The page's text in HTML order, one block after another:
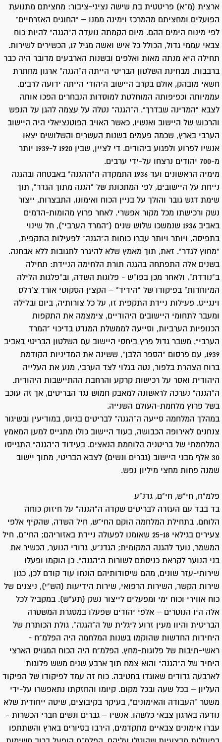
ארצית (מ"א) פריטטית בת שישה נציגי-ציבור: מחציתם מתנועת
הפועלים ומחציתם מהמרכז וימינה ממנו – "החוגים האזרחיים"
לפי מינוח הימים ההם. מיום הקמתה נועדה ה"הגנה" להיות כוח
צבאי עממי גדול, הכולל כל איש ואשה מגיל 17, הכשירים לשירות.
תחילה היא מנתה מאות ואלפים ובשנות הארבעים מדובר היה כבר
ברבבות. מבחינת השלטון הבריטי הייתה ה"הגנה" ארגון מחתרת
חשאי מובהק, אולם בקרב היישוב היהודי הייתה ידועה לרבים.
עממיותה וכפיפותה המוחלטת למוסדות הנבחרים הפכו אותה
לצבא "המדינה שבדרך". ה"הגנה" נטלה על עצמה להגן על הנפש
והרכוש של היישוב ואנשיו, כאשר האויב הפוטנציאלי היה היישוב
הערבי בארץ, שכמה פעמים בשנות העשרים והשלושים יצאו
אנשיו לפרוע ולפגוע ביהודים. די לציין, שבין 1920 ל-1939 יותר
מ-700 יהודים נרצחו על-ידי ערבים.
מימיה הראשונים ועד 1936 התמקדה ה"ההגנה" באבטחה ובהגנה
נייחת על היישובים, לפי המתכונת של "הגנה מתוך הגדר", תוך
שימת דגש גובר והולך על בניין הכוח ואימונו, התבצרות, ייצור
נשק ורכישתו מכל מקור אפשרי. לאחר פרוץ מהומות-הדמים
באביב 1936 שנמשכו שלוש שנים ("המרד הערבי"), חל שינוי
בתפיסה, ויותר ויותר עברו כוחות ה"הגנה" לפעילות התקפית,
"מחוץ לגדר". זאת, תוך מאמץ שלא להיגרר לתגובות ללא אבחנה.
בשנים אלה התפתחה בהגנה תורת הלחימה הניידת: תחילה
ב"נודדת", ולאחר מכן בפו"ש - פלוגות השדה, וב"פלגות הלילה
המיוחדות" בפיקודו של "הידיד" – הקצין הסקוטי אורד צ'רלס
וינגייט. פעילות ניידת התקפית זו, על כל צורותיה, ביום ובלילה
ומעבר לתחומי היישובים היהודיים, צימצמה את התקפות
הכנופיות הערביות, וסייעה לממשלת המנדט בדיכוי "המרד
הערבי". משבר גדול פרץ ביחסי היישוב עם השלטון הבריטי באביב
1939, עם פרסום "הספר הלבן", ששינה את המדיניות הקודמת
ברוח הצהרת בלפור, נטה בגלוי לצד הערבי, מנע את העלייה
היהודית ואסר על רכישות קרקע והרחבת ההתיישבות היהודית.
ה"הגנה" נערכה לראשונה למאבק חמוש נגד הבריטים, אך זה עוכב
בשל פרוץ מלחמת-העולם השנייה.
במהלך המלחמה סייעה ה"הגנה" לבריטים בגיוס, במודיעין ובשיגור
צנחנים לאירופה הכבושה, בעוד היישוב כולו מתגייס למען המאמץ
המלחמתי של בריטניה הלוחמת הנאצים. בעידוד ה"הגנה" התגייסו
30 אלף מבני היישוב (גברים ונשים) לצבא הבריטי, מתוך יישוב
שמנה פחות מחצי מיליון נפש.
פלמ"ח, חי"ש, חי"ם, גדנ"ע
בד בבד עם העזרה לבריטים שקדה ה"הגנה" על חיזוק כוחה
הלוחם. בתחילת המלחמה הוקם החי"ש, חיל השדה, שהקיף אלפי
צעירים בגילאי 25-18 שאומנו לפעולה ניידת באזוריהם; החי"ם, חיל
המשמר, נועד להגנה המקומית; הגדנ"ע, גדודי הנוער, הכשיר את
בני הנוער לקראת כניסתם לשורות ה"הגנה". כן הוקמו ופעלו
שירותי-עזר שונים, מהם שיסודותיהם הונחו עוד קודם לכן, כגון
שירות הקשר, השירות הרפואי, שירות הידיעות (הש"י), ניצנים של
כוח אווירי וכוח ימי ומפעלים לייצור נשק (תע"ש). במקביל לכל
אלה היו הנוטרים – אלפי יהודים שפעלו במסגרת המשטרה
הבריטית והיוו מעין זרוע ליגלית של ה"הגנה". גולת הכותרת של
היחידות החדשות שהוקמו בשנות המלחמה היה הפלמ"ח -
ראשי-תיבות של פלוגות-מחץ. הפלמ"ח היה הכוח המגויס הארצי
היחיד של ה"הגנה" והוא צמח תוך ארבע שנים משש פלוגות
לארבעה גדודים שאוגדו בחטיבה. כוח זה עמד לפיקודו של הפיקוד
העליון – בכל שעה ובכל מקום. קיומו והחזקתו נתאפשרו על-ידי
משטר "העבודה והאימונים", בעיקר בקיבוצים, שיטה ייחודית שלא
נודעה בארגון צבאי כלשהו. אנשיו – גברים ונשים חברי הכשרות -
עברו אימונים צבאיים מתקדמים, הירבו בסיורים בארץ והשתתפו